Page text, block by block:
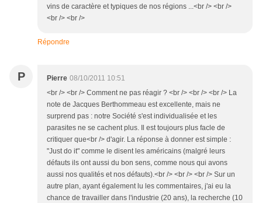
vins de caractère et typiques de nos régions ...<br /> <br />
<br /> <br />
Répondre
P Pierre 08/10/2011 10:51
<br /> <br /> Comment ne pas réagir ? <br /> <br /> <br /> La
note de Jacques Berthommeau est excellente, mais ne
surprend pas : notre Société s'est individualisée et les
parasites ne se cachent plus. Il est toujours plus facle de
critiquer que<br /> d'agir. La réponse à donner est simple :
"Just do it" comme le disent les américains (malgré leurs
défauts ils ont aussi du bon sens, comme nous qui avons
aussi nos qualités et nos défauts).<br /> <br /> <br /> Sur un
autre plan, ayant également lu les commentaires, j'ai eu la
chance de travailler dans l'industrie (20 ans), la recherche (10